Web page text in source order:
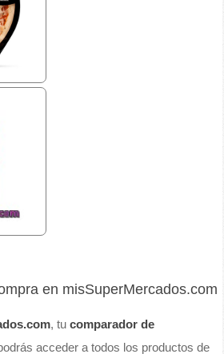
en misSuperMercados.com
, tucomparador de
acceder a todos los productos de